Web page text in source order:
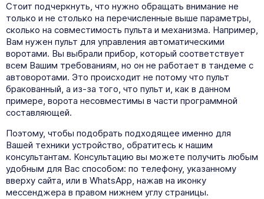
1 450₽
Пульт Doorhan Car Transmitter
1 505 ₽
Стоит подчеркнуть, что нужно обращать внимание не
только и не столько на перечисленные выше параметры,
сколько на совместимость пульта и механизма. Например,
Вам нужен пульт для управления автоматическими
воротами. Вы выбрали прибор, который соответствует
всем Вашим требованиям, но он не работает в тандеме с
автоворотами. Это происходит не потому что пульт
бракованный, а из-за того, что пульт и, как в данном
примере, ворота несовместимы в части программной
составляющей.
Поэтому, чтобы подобрать подходящее именно для
Вашей техники устройство, обратитесь к нашим
консультантам. Консультацию вы можете получить любым
удобным для Вас способом: по телефону, указанному
вверху сайта, или в WhatsApp, нажав на иконку
мессенджера в правом нижнем углу страницы.